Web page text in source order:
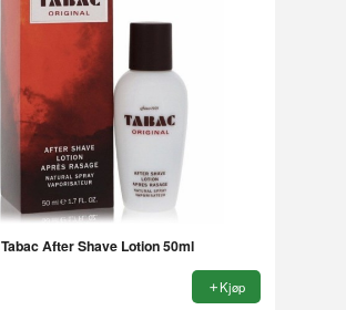
Tabac After Shave Lotion 50ml
Kjøp